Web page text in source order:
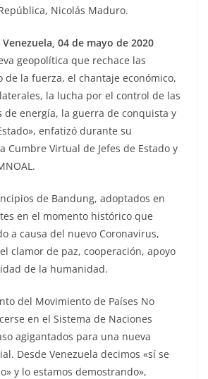
Nicolás Maduro.
04 de mayo de 2020
geopolítica que rechace las
de la fuerza, el chantaje económico,
la lucha por el control de las
energía, la guerra de conquista y
enfatizó durante su
Cumbre Virtual de Jefes de Estado y
de Bandung, adoptados en
en el momento histórico que
a causa del nuevo Coronavirus,
clamor de paz, cooperación, apoyo
de la humanidad.
del Movimiento de Países No
en el Sistema de Naciones
agigantados para una nueva
Desde Venezuela decimos «sí se
y lo estamos demostrando»,